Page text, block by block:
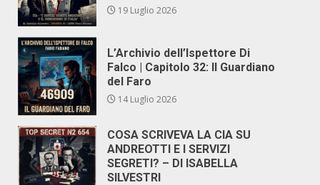
19 Luglio 2026
L’Archivio dell’Ispettore Di
Falco | Capitolo 32: Il Guardiano
del Faro
14 Luglio 2026
COSA SCRIVEVA LA CIA SU
ANDREOTTI E I SERVIZI
SEGRETI? – DI ISABELLA
SILVESTRI